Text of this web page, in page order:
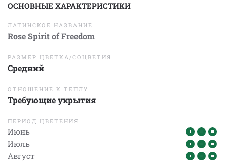
ОСНОВНЫЕ ХАРАКТЕРИСТИКИ
ЛАТИНСКОЕ НАЗВАНИЕ
Rose Spirit of Freedom
РАЗМЕР ЦВЕТКА/СОЦВЕТИЯ
Средний
ОТНОШЕНИЕ К ТЕПЛУ
Требующие укрытия
ПЕРИОД ЦВЕТЕНИЯ
Июнь
Июль
Август